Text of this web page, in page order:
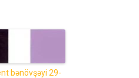
bənövşəyi 29-